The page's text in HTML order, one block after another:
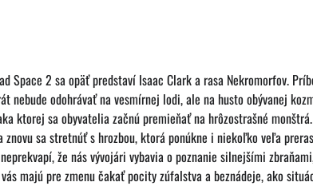
Space 2 sa opäť predstaví Isaac Clark a rasa Nekromorfov.
nebude odohrávať na vesmírnej lodi, ale na husto obývanej
ktorej sa obyvatelia začnú premieňať na hrôzostrašné
sa stretnúť s hrozbou, ktorá ponúkne i niekoľko veľa
že nás vývojári vybavia o poznanie silnejšími
majú pre zmenu čakať pocity zúfalstva a beznádeje, ako